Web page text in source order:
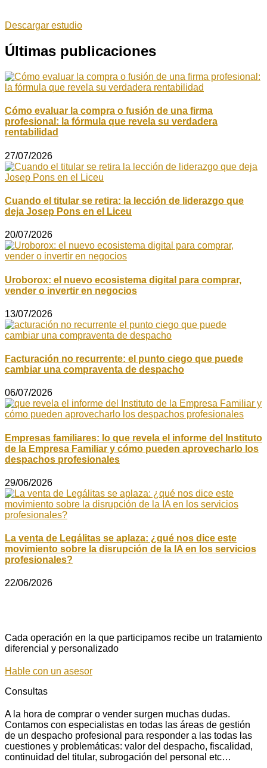
Descargar estudio
Últimas publicaciones
Cómo evaluar la compra o fusión de una firma
profesional: la fórmula que revela su verdadera
rentabilidad
27/07/2026
Cuando el titular se retira: la lección de liderazgo que
deja Josep Pons en el Liceu
20/07/2026
Uroborox: el nuevo ecosistema digital para comprar,
vender o invertir en negocios
13/07/2026
Facturación no recurrente: el punto ciego que puede
cambiar una compraventa de despacho
06/07/2026
Empresas familiares: lo que revela el informe del Instituto
de la Empresa Familiar y cómo pueden aprovecharlo los
despachos profesionales
29/06/2026
La venta de Legálitas se aplaza: ¿qué nos dice este
movimiento sobre la disrupción de la IA en los servicios
profesionales?
22/06/2026
Cada operación en la que participamos recibe un tratamiento
diferencial y personalizado
Hable con un asesor
Consultas
A la hora de comprar o vender surgen muchas dudas.
Contamos con especialistas en todas las áreas de gestión
de un despacho profesional para responder a las todas las
cuestiones y problemáticas: valor del despacho, fiscalidad,
continuidad del titular, subrogación del personal etc…